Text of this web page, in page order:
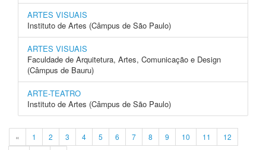
ARTES VISUAIS
Instituto de Artes (Câmpus de São Paulo)
ARTES VISUAIS
Faculdade de Arquitetura, Artes, Comunicação e Design
(Câmpus de Bauru)
ARTE-TEATRO
Instituto de Artes (Câmpus de São Paulo)
« 1 2 3 4 5 6 7 8 9 10 11
12